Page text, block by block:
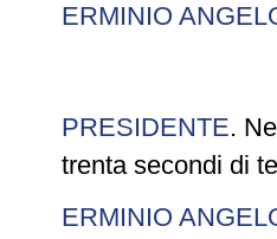
ERMINIO
PRESIDENTE.
trenta secondi di
ERMINIO